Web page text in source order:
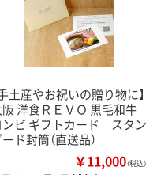
手土産やお祝いの贈り物に】
阪 洋食ＲＥＶＯ 黒毛和牛
ンビ ギフトカード スタン
ド封筒（直送品）
￥11,000（税込）